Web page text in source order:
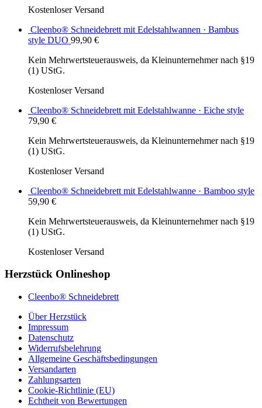
Kostenloser Versand
Cleenbo® Schneidebrett mit Edelstahlwannen · Bambus
style DUO 99,90 €
Kein Mehrwertsteuerausweis, da Kleinunternehmer nach §19
(1) UStG.
Kostenloser Versand
Cleenbo® Schneidebrett mit Edelstahlwanne · Eiche style
79,90 €
Kein Mehrwertsteuerausweis, da Kleinunternehmer nach §19
(1) UStG.
Kostenloser Versand
Cleenbo® Schneidebrett mit Edelstahlwanne · Bamboo style
59,90 €
Kein Mehrwertsteuerausweis, da Kleinunternehmer nach §19
(1) UStG.
Kostenloser Versand
Herzstück Onlineshop
Cleenbo® Schneidebrett
Über Herzstück
Impressum
Datenschutz
Widerrufsbelehrung
Allgemeine Geschäftsbedingungen
Versandarten
Zahlungsarten
Cookie-Richtlinie (EU)
Echtheit von Bewertungen